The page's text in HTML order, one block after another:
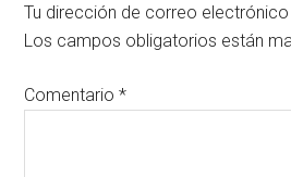
Tu dirección de correo electrónico
Los campos obligatorios están
Comentario*